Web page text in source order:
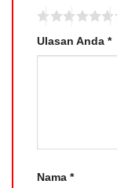
Ulasan Anda *
Nama *